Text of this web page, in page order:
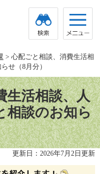
> 心配ごと相談、消費生活相
せ（8月分）
生活相談、人
相談のお知ら
更新日：2026年7月2日更新